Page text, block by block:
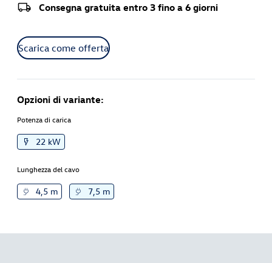
Consegna gratuita entro 3 fino a 6 giorni
Scarica come offerta
Opzioni di variante:
Potenza di carica
22 kW
Lunghezza del cavo
4,5 m 7,5 m